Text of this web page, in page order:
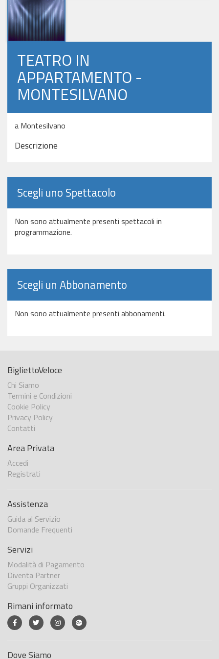
TEATRO IN
APPARTAMENTO -
MONTESILVANO
a Montesilvano
Descrizione
Scegli uno Spettacolo
Non sono attualmente presenti spettacoli in
programmazione.
Scegli un Abbonamento
Non sono attualmente presenti abbonamenti.
BigliettoVeloce
Chi Siamo
Termini e Condizioni
Cookie Policy
Privacy Policy
Contatti
Area Privata
Accedi
Registrati
Assistenza
Guida al Servizio
Domande Frequenti
Servizi
Modalità di Pagamento
Diventa Partner
Gruppi Organizzati
Rimani informato
Dove Siamo